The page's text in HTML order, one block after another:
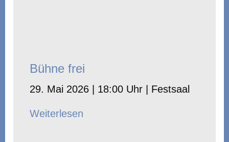
Bühne frei
29. Mai 2026 | 18:00 Uhr | Festsaal
Weiterlesen